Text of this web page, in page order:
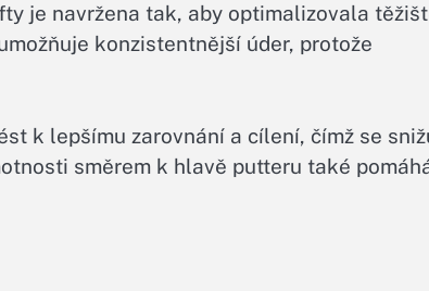
je navržena tak, aby optimalizovala
konzistentnější úder, protože
k lepšímu zarovnání a cílení, čímž se
směrem k hlavě putteru také